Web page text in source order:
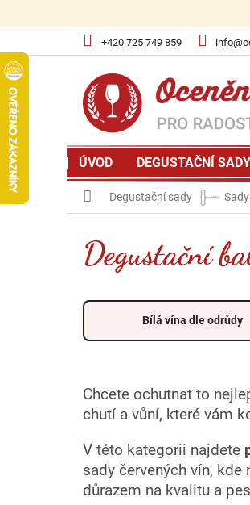
+420 725 749 859
ÚVOD DEGUSTAČNÍ SADY
Domů
Degustační sady
Degustační
Chcete ochutnat to
chutí a vůní, které vám
V této kategorii najdete
sady červených vín, kde
důrazem na kvalitu a
Bílá vína dle odrůdy